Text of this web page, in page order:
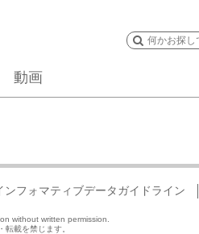
動画
ンフォマティブデータガイドライン
without written permission.
載を禁じます。